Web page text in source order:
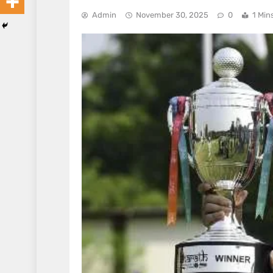
Admin November 30, 2025 0 1